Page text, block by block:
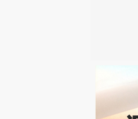
今年7
这当然
库，至于其
应的